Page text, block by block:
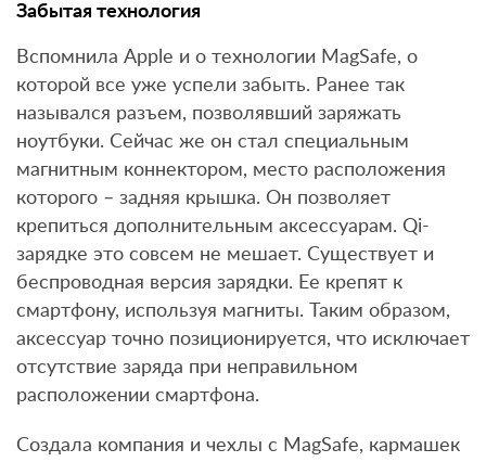
Забытая технология
Вспомнила Apple и о технологии MagSafe, о
которой все уже успели забыть. Ранее так
назывался разъем, позволявший заряжать
ноутбуки. Сейчас же он стал специальным
магнитным коннектором, место расположения
которого – задняя крышка. Он позволяет
крепиться дополнительным аксессуарам. Qi-
зарядке это совсем не мешает. Существует и
беспроводная версия зарядки. Ее крепят к
смартфону, используя магниты. Таким образом,
аксессуар точно позиционируется, что исключает
отсутствие заряда при неправильном
расположении смартфона.
Создала компания и чехлы с MagSafe, кармашек